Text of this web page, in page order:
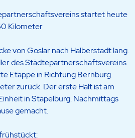
startet heute
Kilometer
von Goslar nach Halberstadt lang.
des Städtepartnerschaftsvereins
Etappe in Richtung Bernburg.
zurück. Der erste Halt ist am
in Stapelburg. Nachmittags
gemacht.